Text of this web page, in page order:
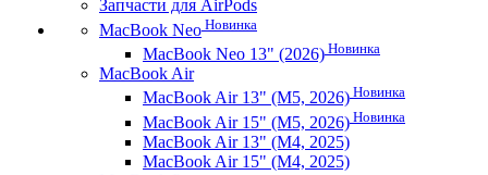
Запчасти для AirPods
MacBook Neo Новинка
MacBook Neo 13" (2026) Новинка
MacBook Air
MacBook Air 13" (M5, 2026) Новинка
MacBook Air 15" (M5, 2026) Новинка
MacBook Air 13" (M4, 2025)
MacBook Air 15" (M4, 2025)